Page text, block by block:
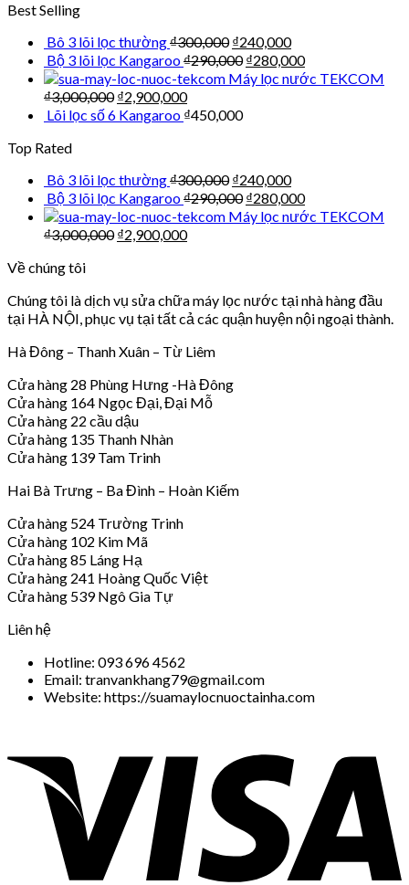
Best Selling
Bô 3 lõi lọc thường₫300,000 ₫240,000
Bộ 3 lõi lọc Kangaroo₫290,000 ₫280,000
Máy lọc nước TEKCOM
₫3,000,000 ₫2,900,000
Lõi lọc số 6 Kangaroo ₫450,000
Top Rated
Bô 3 lõi lọc thường₫300,000 ₫240,000
Bộ 3 lõi lọc Kangaroo₫290,000 ₫280,000
Máy lọc nước TEKCOM
₫3,000,000 ₫2,900,000
Về chúng tôi
Chúng tôi là dịch vụ sửa chữa máy lọc nước tại nhà hàng đầu
tại HÀ NỘI, phục vụ tại tất cả các quận huyện nội ngoại thành.
Hà Đông – Thanh Xuân – Từ Liêm
Cửa hàng 28 Phùng Hưng -Hà Đông
Cửa hàng 164 Ngọc Đại, Đại Mỗ
Cửa hàng 22 cầu dậu
Cửa hàng 135 Thanh Nhàn
Cửa hàng 139 Tam Trinh
Hai Bà Trưng – Ba Đình – Hoàn Kiếm
Cửa hàng 524 Trường Trinh
Cửa hàng 102 Kim Mã
Cửa hàng 85 Láng Hạ
Cửa hàng 241 Hoàng Quốc Việt
Cửa hàng 539 Ngô Gia Tự
Liên hệ
Hotline: 093 696 4562
Email: tranvankhang79@gmail.com
Website: https://suamaylocnuoctainha.com